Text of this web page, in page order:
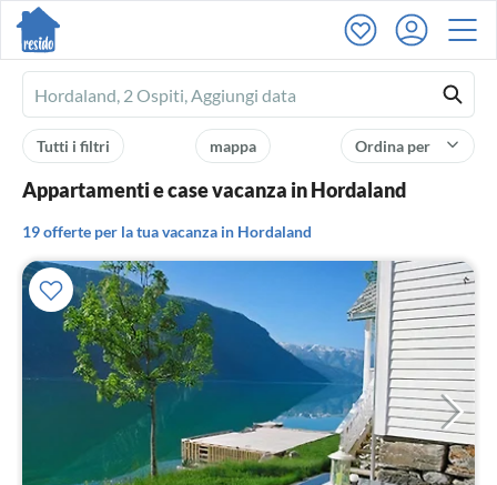
Ferienhausmiete
logo
Ordina per
mappa
Tutti i filtri
Appartamenti e case vacanza in Hordaland
19 offerte per la tua vacanza in Hordaland